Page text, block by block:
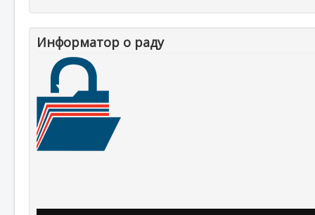
Информатор о раду